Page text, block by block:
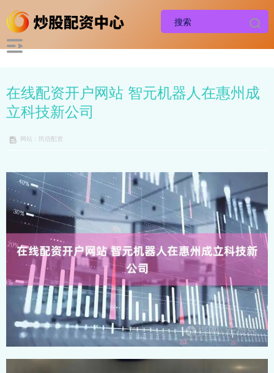
在线配资开户网站 智元机器人在惠州成
立科技新公司
网站：民信配资